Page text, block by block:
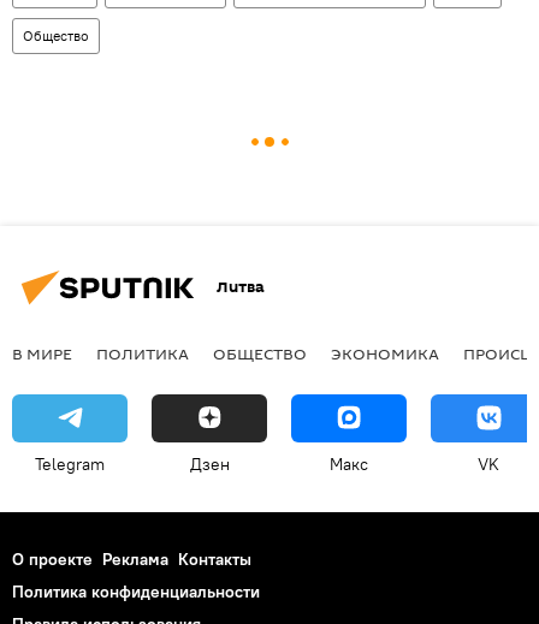
Общество
Литва
В МИРЕ ПОЛИТИКА ОБЩЕСТВО ЭКОНОМИКА
Telegram Дзен Макс VK
О проекте Реклама Контакты
Политика конфиденциальности